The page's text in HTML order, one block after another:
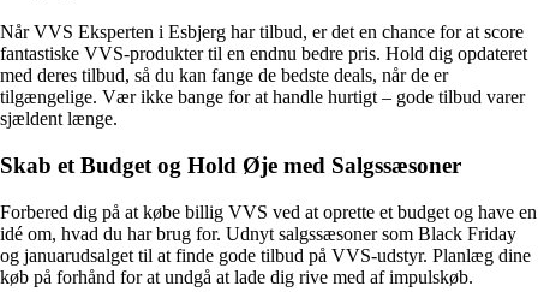
Når VVS Eksperten i Esbjerg har tilbud, er det en chance for at score
fantastiske VVS-produkter til en endnu bedre pris. Hold dig opdateret
med deres tilbud, så du kan fange de bedste deals, når de er
tilgængelige. Vær ikke bange for at handle hurtigt – gode tilbud varer
sjældent længe.
Skab et Budget og Hold Øje med Salgssæsoner
Forbered dig på at købe billig VVS ved at oprette et budget og have en
idé om, hvad du har brug for. Udnyt salgssæsoner som Black Friday
og januarudsalget til at finde gode tilbud på VVS-udstyr. Planlæg dine
køb på forhånd for at undgå at lade dig rive med af impulskøb.